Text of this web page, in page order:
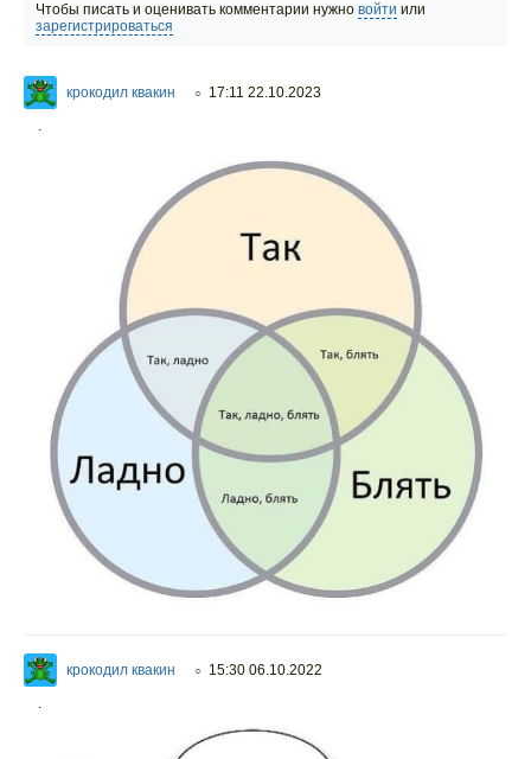
Чтобы писать и оценивать комментарии нужно войти или
зарегистрироваться
крокодил квакин ○ 17:11 22.10.2023
.
крокодил квакин ○ 15:30 06.10.2022
.